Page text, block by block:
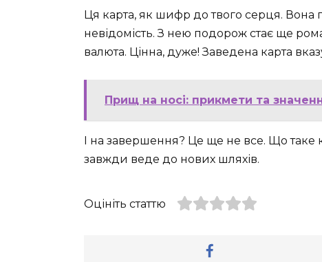
Ця карта, як шифр до твого серця. Вона
невідомість. З нею подорож стає ще
валюта. Цінна, дуже! Заведена карта
Прищ на носі: прикмети та
І на завершення? Це ще не все. Що
завжди веде до нових шляхів.
Оцініть статтю